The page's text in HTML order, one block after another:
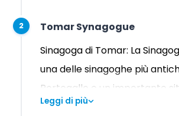
2
Tomar Synagogue
Sinagoga di Tomar: La
una delle sinagoghe più
Portogallo e un importante
comunità ebraica. La
Leggi di più